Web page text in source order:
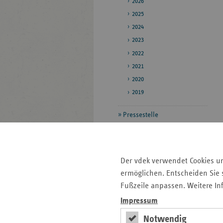
Der vdek verwendet Cookies
ermöglichen. Entscheiden
Fußzeile anpassen. Weitere
Impressum
Notwendig
2025
2024
2023
2022
2021
2020
2019
Pressestelle
Gesundheitswesen
Veröffentlichungen
Seitenleiste
Auf einen Blick